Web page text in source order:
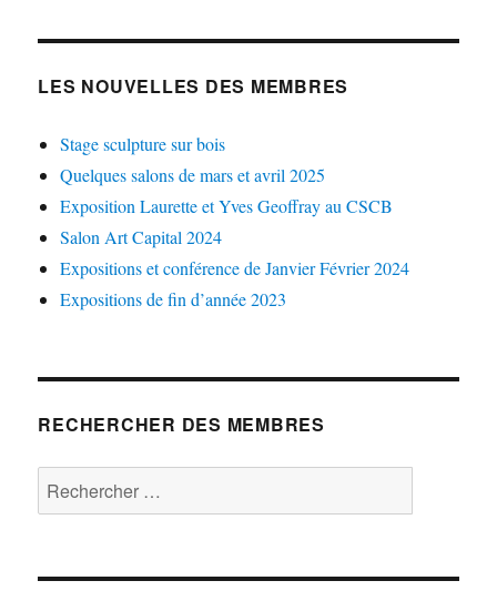
LES NOUVELLES DES MEMBRES
Stage sculpture sur bois
Quelques salons de mars et avril 2025
Exposition Laurette et Yves Geoffray au CSCB
Salon Art Capital 2024
Expositions et conférence de Janvier Février 2024
Expositions de fin d’année 2023
RECHERCHER DES MEMBRES
Rechercher :